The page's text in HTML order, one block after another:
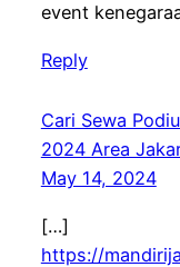
event
Reply
Cari Sewa
2024 Area
May 14, 2024
[…]
https://